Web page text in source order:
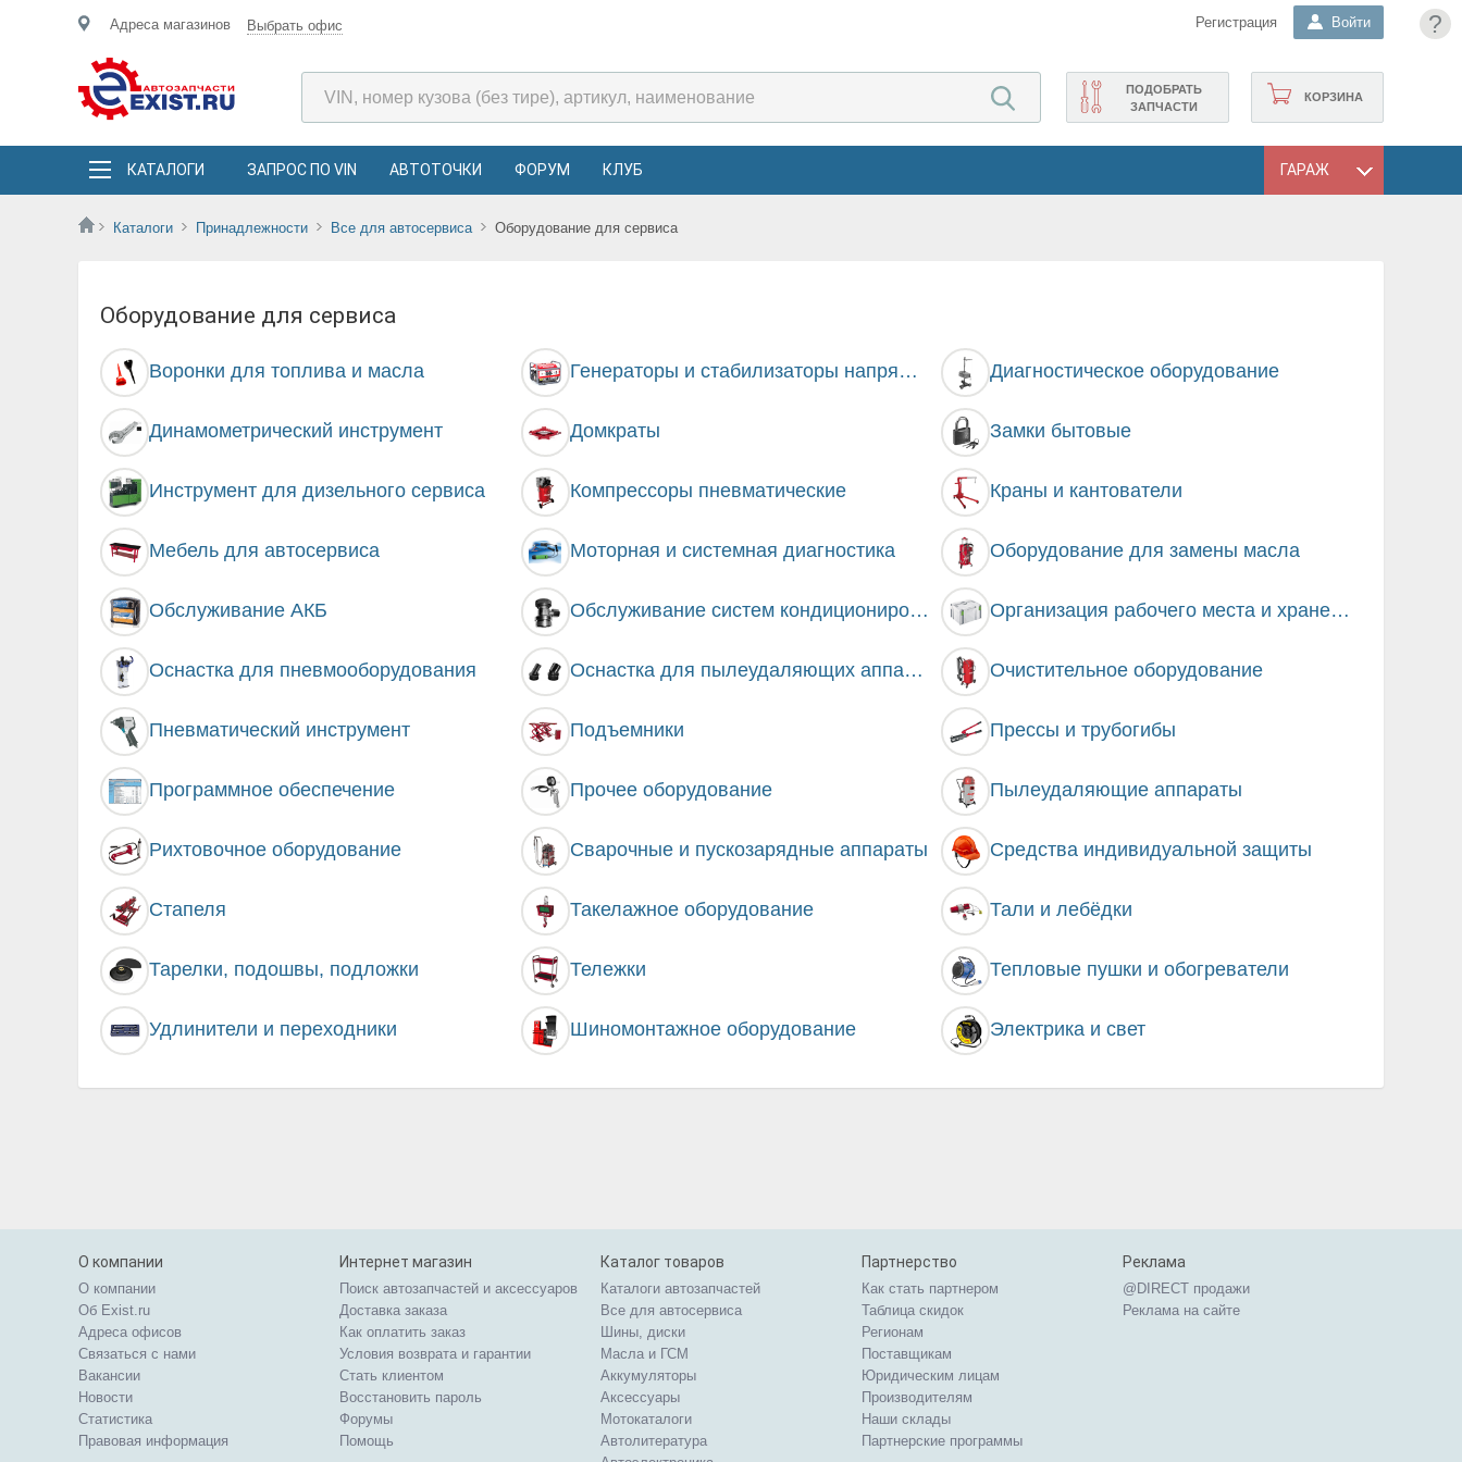
?
Адреса магазинов Выбрать офис Регистрация Войти
КОРЗИНА
ПОДОБРАТЬ
ЗАПЧАСТИ
КАТАЛОГИ ЗАПРОС ПО VIN АВТОТОЧКИ ФОРУМ КЛУБ ГАРАЖ
Каталоги Принадлежности Все для автосервиса Оборудование для сервиса
Оборудование для сервиса
Воронки для топлива и масла Генераторы и стабилизаторы напряжения Диагностическое оборудование
Динамометрический инструмент Домкраты Замки бытовые
Инструмент для дизельного сервиса Компрессоры пневматические Краны и кантователи
Мебель для автосервиса Моторная и системная диагностика Оборудование для замены масла
Обслуживание АКБ Обслуживание систем кондиционирования Организация рабочего места и хранение инструмента
Оснастка для пневмооборудования Оснастка для пылеудаляющих аппаратов Очистительное оборудование
Пневматический инструмент Подъемники Прессы и трубогибы
Программное обеспечение Прочее оборудование Пылеудаляющие аппараты
Рихтовочное оборудование Сварочные и пускозарядные аппараты Средства индивидуальной защиты
Стапеля Такелажное оборудование Тали и лебёдки
Тарелки, подошвы, подложки Тележки Тепловые пушки и обогреватели
Удлинители и переходники Шиномонтажное оборудование Электрика и свет
О компании
О компании
Об Exist.ru
Адреса офисов
Связаться с нами
Вакансии
Новости
Статистика
Правовая информация
Интернет магазин
Поиск автозапчастей и аксессуаров
Доставка заказа
Как оплатить заказ
Условия возврата и гарантии
Стать клиентом
Восстановить пароль
Форумы
Помощь
Каталог товаров
Каталоги автозапчастей
Все для автосервиса
Шины, диски
Масла и ГСМ
Аккумуляторы
Аксессуары
Мотокаталоги
Автолитература
Партнерство
Как стать партнером
Таблица скидок
Регионам
Поставщикам
Юридическим лицам
Производителям
Наши склады
Партнерские программы
Реклама
@DIRECT продажи
Реклама на сайте